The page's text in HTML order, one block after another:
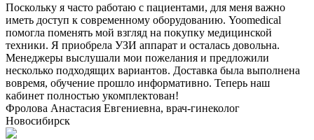
Поскольку я часто работаю с пациентами, для меня важно
иметь доступ к современному оборудованию. Yoomedical
помогла поменять мой взгляд на покупку медицинской
техники. Я приобрела УЗИ аппарат и осталась довольна.
Менеджеры выслушали мои пожелания и предложили
несколько подходящих вариантов. Доставка была выполнена
вовремя, обучение прошло информативно. Теперь наш
кабинет полностью укомплектован!
Фролова Анастасия Евгениевна, врач-гинеколог
Новосибирск